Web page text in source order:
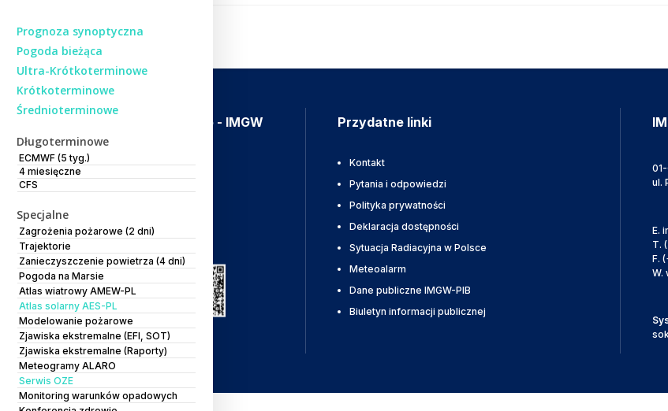
Prognoza synoptyczna
Pogoda bieżąca
Ultra-Krótkoterminowe
Krótkoterminowe
Średnioterminowe
Długoterminowe
ECMWF (5 tyg.)
4 miesięczne
CFS
Specjalne
Zagrożenia pożarowe (2 dni)
Trajektorie
Zanieczyszczenie powietrza (4 dni)
Pogoda na Marsie
Atlas wiatrowy AMEW-PL
Atlas solarny AES-PL
Modelowanie pożarowe
Zjawiska ekstremalne (EFI, SOT)
Zjawiska ekstremalne (Raporty)
Meteogramy ALARO
Serwis OZE
Monitoring warunków opadowych
Aplikacja Meteo - IMGW
Ostrzeżenia
Przydatne linki
Kontakt
Pytania i odpowiedzi
Polityka prywatności
Deklaracja dostępności
Sytuacja Radiacyjna w Polsce
Meteoalarm
Dane publiczne IMGW-PIB
Biuletyn informacji publicznej
ul.
E.
T.
F.
W.